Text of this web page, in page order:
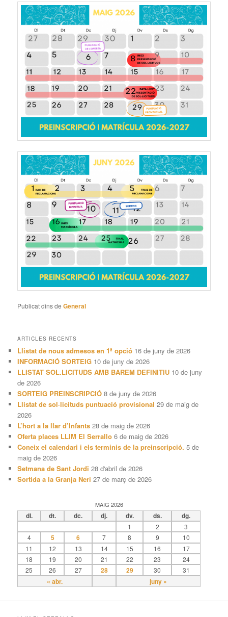
Publicat dins de General
ARTICLES RECENTS
Llistat de nous admesos en 1ª opció 16 de juny de 2026
INFORMACIÓ SORTEIG 10 de juny de 2026
LLISTAT SOL.LICITUDS AMB BAREM DEFINITIU 10 de juny
de 2026
SORTEIG PREINSCRIPCIÓ 8 de juny de 2026
Llistat de sol·licituds puntuació provisional 29 de maig de
2026
L’hort a la llar d’Infants 28 de maig de 2026
Oferta places LLIM El Serrallo 6 de maig de 2026
Coneix el calendari i els terminis de la preinscripció. 5 de
maig de 2026
Setmana de Sant Jordi 28 d'abril de 2026
Sortida a la Granja Neri 27 de març de 2026
MAIG 2026
dl. dt. dc. dj. dv. ds. dg.
« abr. juny »
1 2
3
4
5 6 7 8 9
10
11
12 13 14 15 16
17
18
19 20 21 22 23
24
25
26 27 28 29 30 31